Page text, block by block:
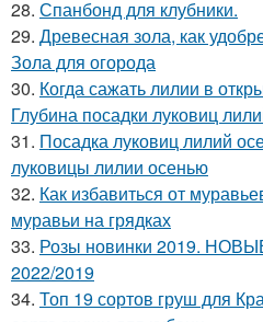
28. Спанбонд для клубники.
29. Древесная зола, как
Зола для огорода
30. Когда сажать лилии в
Глубина посадки луковиц
31. Посадка луковиц лилий
луковицы лилии осенью
32. Как избавиться от
муравьи на грядках
33. Розы новинки 2019.
2022/2019
34. Топ 19 сортов груш для